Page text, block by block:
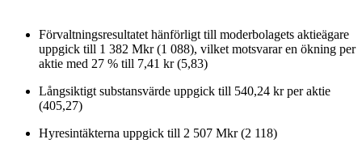
Förvaltningsresultatet hänförligt till moderbolagets aktieägare
uppgick till 1 382 Mkr (1 088), vilket motsvarar en ökning per
aktie med 27 % till 7,41 kr (5,83)
Långsiktigt substansvärde uppgick till 540,24 kr per aktie
(405,27)
Hyresintäkterna uppgick till 2 507 Mkr (2 118)